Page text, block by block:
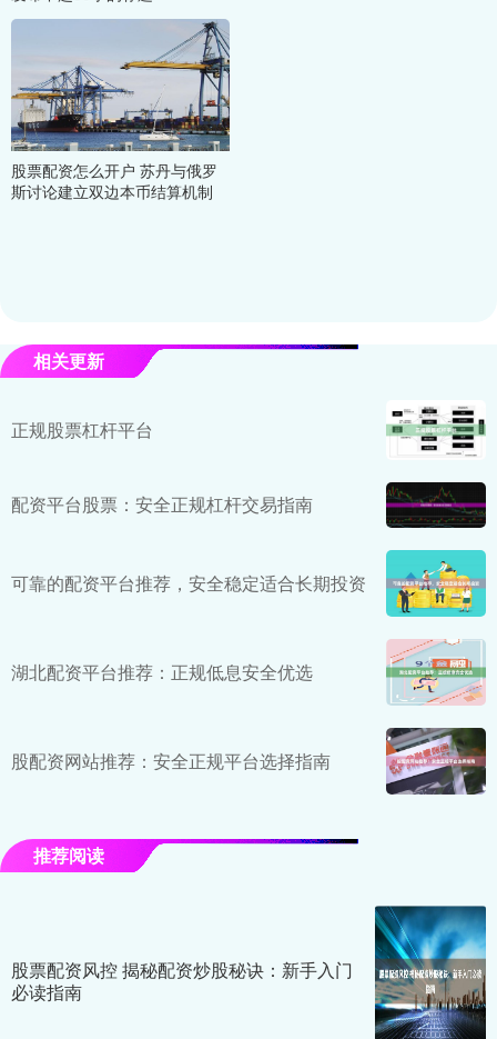
股票配资怎么开户 苏丹与俄罗
斯讨论建立双边本币结算机制
相关更新
正规股票杠杆平台
配资平台股票：安全正规杠杆交易指南
可靠的配资平台推荐，安全稳定适合长期投资
湖北配资平台推荐：正规低息安全优选
股配资网站推荐：安全正规平台选择指南
推荐阅读
股票配资风控 揭秘配资炒股秘诀：新手入门
必读指南